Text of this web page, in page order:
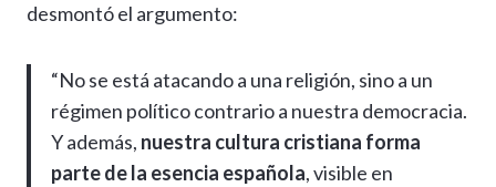
desmontó el argumento:
“No se está atacando a una religión, sino a un
régimen político contrario a nuestra democracia.
Y además, nuestra cultura cristiana forma
parte de la esencia española, visible en